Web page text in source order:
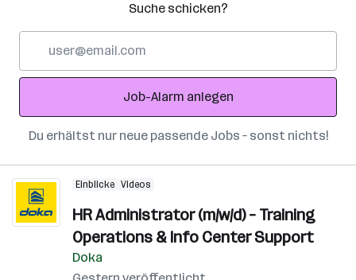
Suche schicken?
Adresse
Job-Alarm anlegen
Du erhältst nur neue passende Jobs – sonst nichts!
Einblicke Videos
HR Administrator (m/w/d) – Training
Operations & Info Center Support
Doka